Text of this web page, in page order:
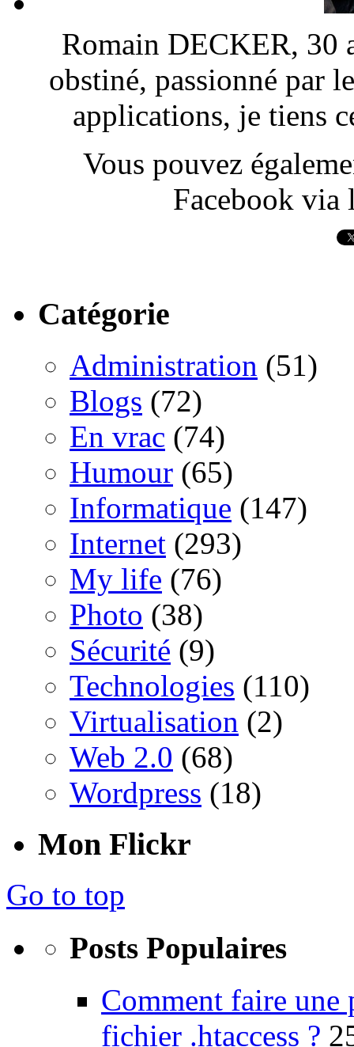
Romain DECKER, 30
obstiné, passionné par
applications, je tiens
Vous pouvez
Facebook via
Catégorie
Administration (51)
Blogs (72)
En vrac (74)
Humour (65)
Informatique (147)
Internet (293)
My life (76)
Photo (38)
Sécurité (9)
Technologies (110)
Virtualisation (2)
Web 2.0 (68)
Wordpress (18)
Mon Flickr
Go to top
Posts Populaires
Comment faire une
fichier .htaccess ?